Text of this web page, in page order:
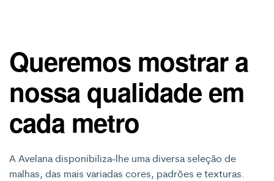
Queremos mostrar a
nossa qualidade em
cada metro
A Avelana disponibiliza-lhe uma diversa seleção de
malhas, das mais variadas cores, padrões e texturas.